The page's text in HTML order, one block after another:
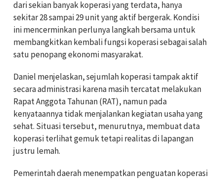
dari sekian banyak koperasi yang terdata, hanya
sekitar 28 sampai 29 unit yang aktif bergerak. Kondisi
ini mencerminkan perlunya langkah bersama untuk
membangkitkan kembali fungsi koperasi sebagai salah
satu penopang ekonomi masyarakat.
‎Daniel menjelaskan, sejumlah koperasi tampak aktif
secara administrasi karena masih tercatat melakukan
Rapat Anggota Tahunan (RAT), namun pada
kenyataannya tidak menjalankan kegiatan usaha yang
sehat. Situasi tersebut, menurutnya, membuat data
koperasi terlihat gemuk tetapi realitas di lapangan
justru lemah.
‎Pemerintah daerah menempatkan penguatan koperasi